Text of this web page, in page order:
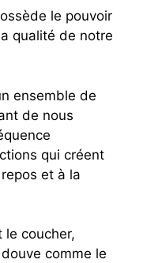
le pouvoir
qualité de notre
ensemble de
de nous
qui créent
et à la
coucher,
comme le